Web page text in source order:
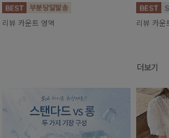
리뷰 카운트 영역 리뷰 카운
더보기